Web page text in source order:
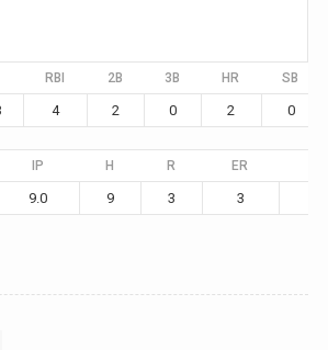
RBI 2B 3B HR SB
4 2 0 2 0
IP H R ER
9.0 9 3 3